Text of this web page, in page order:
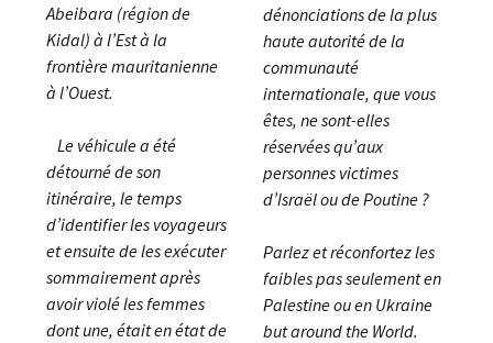
Abeibara (région de
Kidal) à l’Est à la
frontière mauritanienne
à l’Ouest.
Le véhicule a été
détourné de son
itinéraire, le temps
d’identifier les voyageurs
et ensuite de les exécuter
sommairement après
avoir violé les femmes
dont une, était en état de
dénonciations de la plus
haute autorité de la
communauté
internationale, que vous
êtes, ne sont-elles
réservées qu’aux
personnes victimes
d’Israël ou de Poutine ?
Parlez et réconfortez les
faibles pas seulement en
Palestine ou en Ukraine
but around the World.